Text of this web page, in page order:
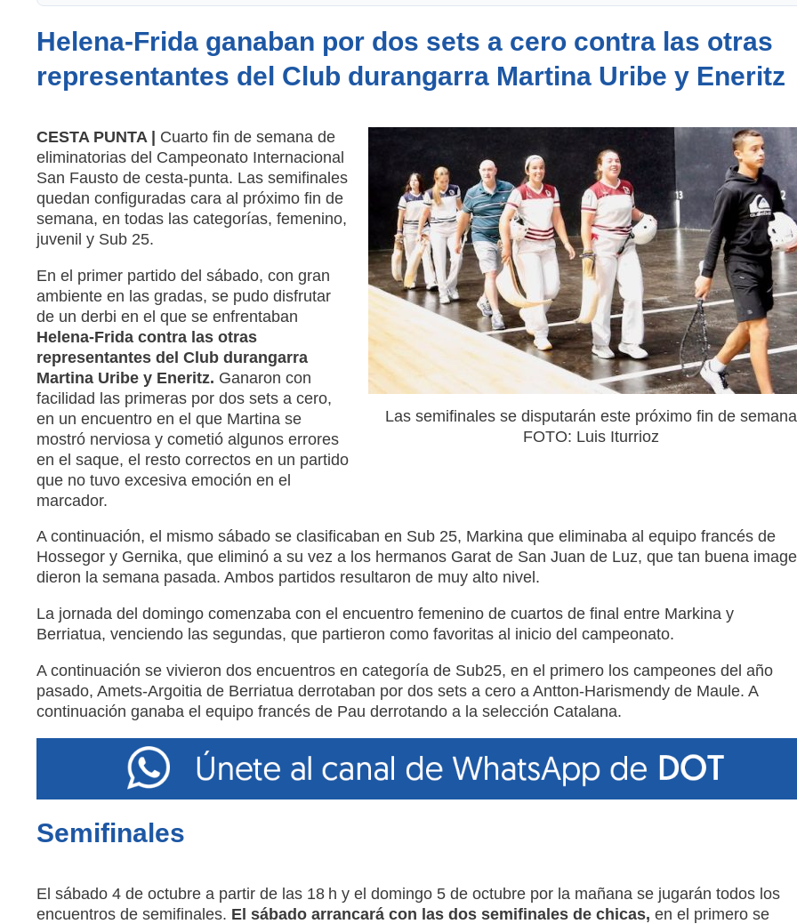
Helena-Frida ganaban por dos sets a cero contra las otras
representantes del Club durangarra Martina Uribe y Eneritz
Las semifinales se disputarán este próximo fin de semana
FOTO: Luis Iturrioz
CESTA PUNTA | Cuarto fin de semana de
eliminatorias del Campeonato Internacional
San Fausto de cesta-punta. Las semifinales
quedan configuradas cara al próximo fin de
semana, en todas las categorías, femenino,
juvenil y Sub 25.
En el primer partido del sábado, con gran
ambiente en las gradas, se pudo disfrutar
de un derbi en el que se enfrentaban
Helena-Frida contra las otras
representantes del Club durangarra
Martina Uribe y Eneritz. Ganaron con
facilidad las primeras por dos sets a cero,
en un encuentro en el que Martina se
mostró nerviosa y cometió algunos errores
en el saque, el resto correctos en un partido
que no tuvo excesiva emoción en el
marcador.
A continuación, el mismo sábado se clasificaban en Sub 25, Markina que eliminaba al equipo francés de
Hossegor y Gernika, que eliminó a su vez a los hermanos Garat de San Juan de Luz, que tan buena
dieron la semana pasada. Ambos partidos resultaron de muy alto nivel.
La jornada del domingo comenzaba con el encuentro femenino de cuartos de final entre Markina y
Berriatua, venciendo las segundas, que partieron como favoritas al inicio del campeonato.
A continuación se vivieron dos encuentros en categoría de Sub25, en el primero los campeones del año
pasado, Amets-Argoitia de Berriatua derrotaban por dos sets a cero a Antton-Harismendy de Maule. A
continuación ganaba el equipo francés de Pau derrotando a la selección Catalana.
Semifinales
El sábado 4 de octubre a partir de las 18 h y el domingo 5 de octubre por la mañana se jugarán todos los
encuentros de semifinales. El sábado arrancará con las dos semifinales de chicas, en el primero se